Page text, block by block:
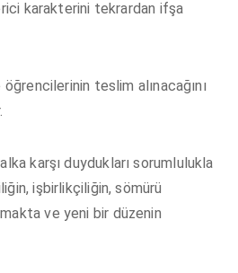
karakterini tekrardan ifşa
teslim alınacağını
karşı duydukları sorumlulukla
işbirlikçiliğin, sömürü
ve yeni bir düzenin